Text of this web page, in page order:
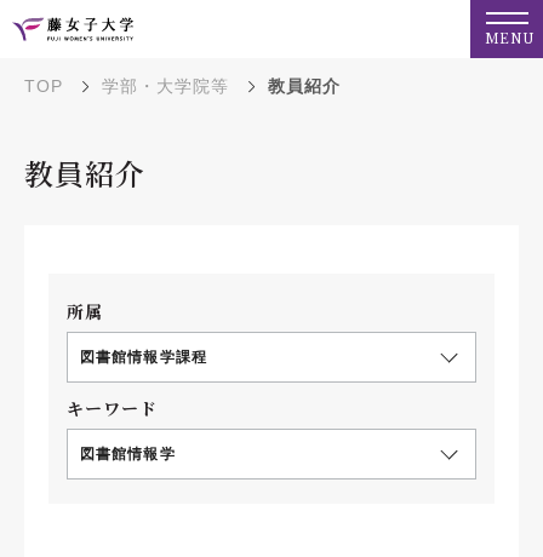
MENU
TOP 学部・大学院等 教員紹介
教員紹介
所属
図書館情報学課程
キーワード
図書館情報学